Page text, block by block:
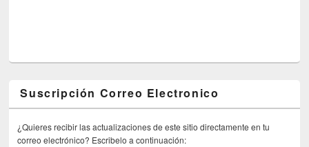
Suscripción Correo Electronico
¿Quieres recibir las actualizaciones de este sitio directamente en tu
correo electrónico? Escribelo a continuación: